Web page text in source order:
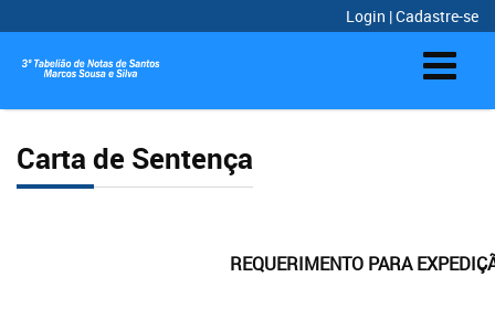
Login |Cadastre-se
Carta de Sentença
REQUERIMENTO PARA